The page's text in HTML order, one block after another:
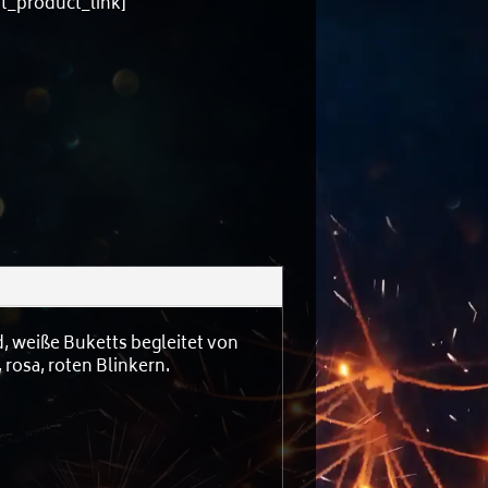
weiße Buketts begleitet von
roten Blinkern.